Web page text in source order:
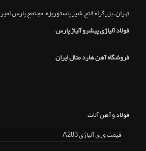
تهران، بزرگراه فتح, شير پاستوريزه، مجتمع پارس امير
فولاد آلیاژی پیشرو آلیاژ پارس
فروشگاه آهن هارد متال ایران
فولاد و آهن آلات
قیمت ورق آلیاژی A283